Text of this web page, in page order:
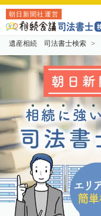
朝日新聞社運営
遺産相続 司法書士検索